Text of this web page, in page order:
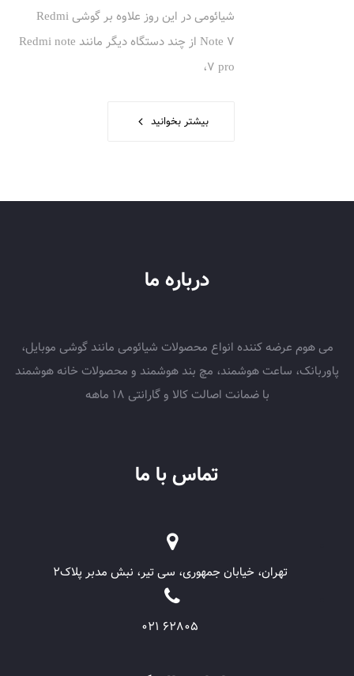
شیائومی در این روز علاوه بر گوشی Redmi
Note 7 از چند دستگاه دیگر مانند Redmi note
7 pro،
بیشتر بخوانید
درباره ما
می هوم عرضه کننده انواع محصولات شیائومی مانند گوشی موبایل،
پاوربانک، ساعت هوشمند، مچ بند هوشمند و محصولات خانه هوشمند
با ضمانت اصالت کالا و گارانتی 18 ماهه
تماس با ما
تهران، خیابان جمهوری، سی تیر، نبش مدبر پلاک۲
62805 021